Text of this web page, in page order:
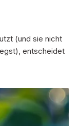
(und sie nicht
entscheidet